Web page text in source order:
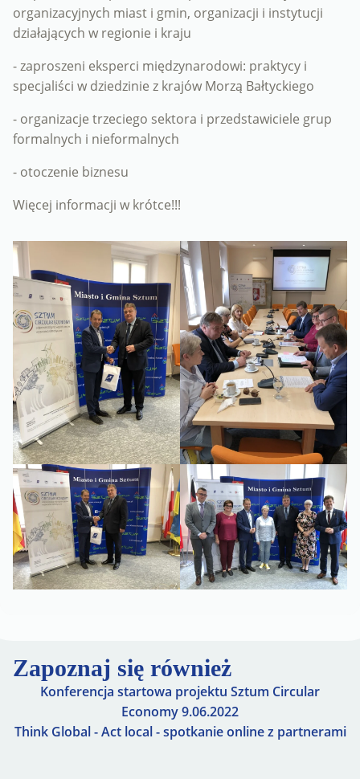
organizacyjnych miast i gmin, organizacji i instytucji
działających w regionie i kraju
- zaproszeni eksperci międzynarodowi: praktycy i
specjaliści w dziedzinie z krajów Morzą Bałtyckiego
- organizacje trzeciego sektora i przedstawiciele grup
formalnych i nieformalnych
- otoczenie biznesu
Więcej informacji w krótce!!!
Zapoznaj się również
Konferencja startowa projektu Sztum Circular
Economy 9.06.2022
Think Global - Act local - spotkanie online z partnerami